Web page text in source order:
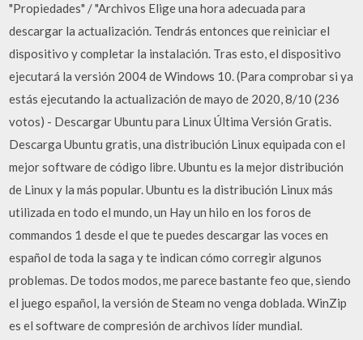
"Propiedades" / "Archivos Elige una hora adecuada para
descargar la actualización. Tendrás entonces que reiniciar el
dispositivo y completar la instalación. Tras esto, el dispositivo
ejecutará la versión 2004 de Windows 10. (Para comprobar si ya
estás ejecutando la actualización de mayo de 2020, 8/10 (236
votos) - Descargar Ubuntu para Linux Última Versión Gratis.
Descarga Ubuntu gratis, una distribución Linux equipada con el
mejor software de código libre. Ubuntu es la mejor distribución
de Linux y la más popular. Ubuntu es la distribución Linux más
utilizada en todo el mundo, un Hay un hilo en los foros de
commandos 1 desde el que te puedes descargar las voces en
español de toda la saga y te indican cómo corregir algunos
problemas. De todos modos, me parece bastante feo que, siendo
el juego español, la versión de Steam no venga doblada. WinZip
es el software de compresión de archivos líder mundial.